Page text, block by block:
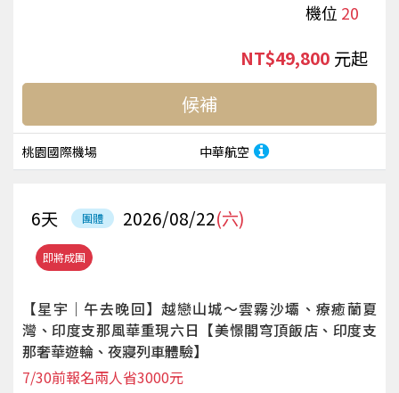
機位 20
桃園國際機場 中華航空
NT$49,800 起
候補
即將成團
團體 2026/08/22(六)
6天
【星宇｜午去晚回】越戀山城～雲霧沙壩、療癒蘭夏
灣、印度支那風華重現六日【美憬閣穹頂飯店、印度支
那奢華遊輪、夜寢列車體驗】
7/30前報名兩人省3000元